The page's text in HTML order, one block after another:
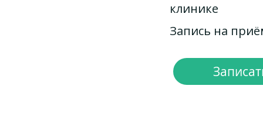
клинике
Запись на